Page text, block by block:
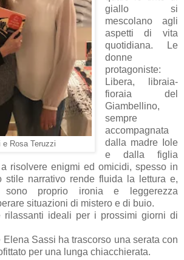
e Rosa Teruzzi
giallo si
mescolano agli
aspetti di vita
quotidiana. Le
donne
protagoniste:
Libera, libraia-
fioraia del
Giambellino,
sempre
accompagnata
dalla madre Iole
e dalla figlia
risolvere enigmi ed omicidi, spesso in
stile narrativo rende fluida la lettura e,
sono proprio ironia e leggerezza
situazioni di mistero e di buio.
rilassanti ideali per i prossimi giorni di
Elena Sassi ha trascorso una serata con
per una lunga chiacchierata.